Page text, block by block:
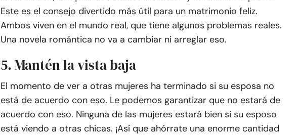
Este es el consejo divertido más útil para un matrimonio feliz.
Ambos viven en el mundo real, que tiene algunos problemas reales.
Una novela romántica no va a cambiar ni arreglar eso.
5. Mantén la vista baja
El momento de ver a otras mujeres ha terminado si su esposa no
está de acuerdo con eso. Le podemos garantizar que no estará de
acuerdo con eso. Ninguna de las mujeres estará bien si su esposo
está viendo a otras chicas. ¡Así que ahórrate una enorme cantidad